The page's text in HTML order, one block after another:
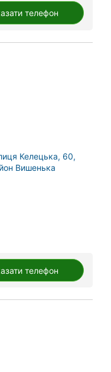
телефон
Келецька, 60,
Вишенька
телефон